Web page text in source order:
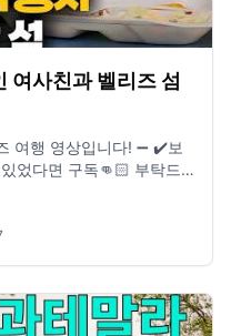
여사친과 벨리즈 섬
영상입니다! ➖ ✔️보
었다면 구독👊🏻 부탁드
📝 Blog :
📚 Brunch :
Ikson
ikson Music Playlist